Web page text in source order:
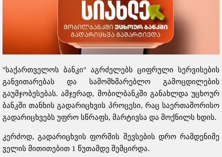
"საქართველოს ბანკი" აგრძელებს ციფრული სერვისების
განვითარებას და სამომხმარებლო გამოცდილების
გაუმჯობესებას. ამჯერად, მობილბანკში განახლდა უცხოურ
ბანკში თანხის გადარიცხვის პროცესი, რაც საერთაშორისო
გადარიცხვებს უფრო სწრაფს, მარტივსა და მოქნილს ხდის.
კერძოდ, გადარიცხვის ფორმის შევსების დრო რამდენიმე
ველის მითითებით 1 წუთამდე შემცირდა.